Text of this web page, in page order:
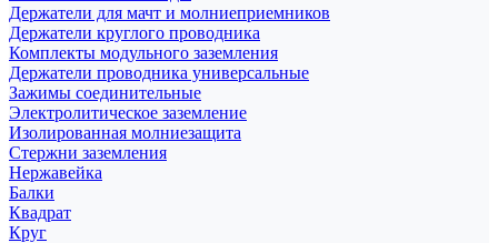
Держатели для мачт и молниеприемников
Держатели круглого проводника
Комплекты модульного заземления
Держатели проводника универсальные
Зажимы соединительные
Электролитическое заземление
Изолированная молниезащита
Стержни заземления
Нержавейка
Балки
Квадрат
Круг